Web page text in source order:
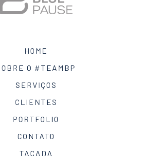
HOME
O #TEAMBP
SERVIÇOS
CLIENTES
PORTFOLIO
CONTATO
TACADA